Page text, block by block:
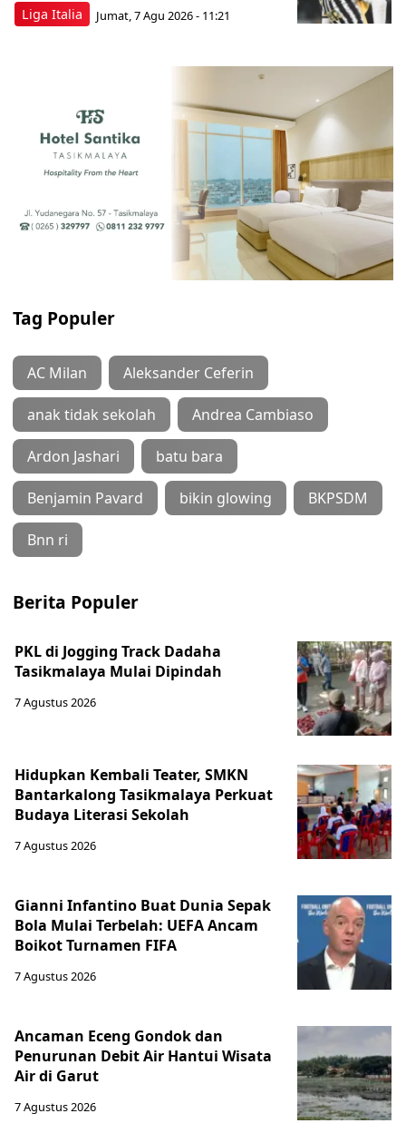
Liga Italia Jumat, 7 Agu 2026 - 11:21
Tag Populer
AC Milan Aleksander Ceferin
anak tidak sekolah Andrea Cambiaso
Ardon Jashari batu bara
Benjamin Pavard bikin glowing BKPSDM
Bnn ri
Berita Populer
PKL di Jogging Track Dadaha
Tasikmalaya Mulai Dipindah
7 Agustus 2026
Hidupkan Kembali Teater, SMKN
Bantarkalong Tasikmalaya Perkuat
Budaya Literasi Sekolah
7 Agustus 2026
Gianni Infantino Buat Dunia Sepak
Bola Mulai Terbelah: UEFA Ancam
Boikot Turnamen FIFA
7 Agustus 2026
Ancaman Eceng Gondok dan
Penurunan Debit Air Hantui Wisata
Air di Garut
7 Agustus 2026